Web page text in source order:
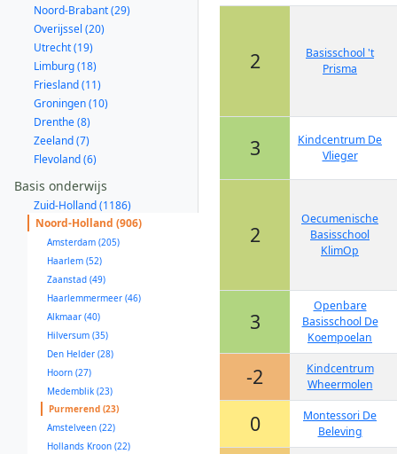
Noord-Brabant (29)
Overijssel (20)
Utrecht (19)
Limburg (18)
Friesland (11)
Groningen (10)
Drenthe (8)
Zeeland (7)
Flevoland (6)
Basis onderwijs
Zuid-Holland (1186)
Noord-Holland (906)
Amsterdam (205)
Haarlem (52)
Zaanstad (49)
Haarlemmermeer (46)
Alkmaar (40)
Hilversum (35)
Den Helder (28)
Hoorn (27)
Medemblik (23)
Purmerend (23)
Amstelveen (22)
Hollands Kroon (22)
2
Basisschool 't
Prisma
3
Kindcentrum De
Vlieger
2
Oecumenische
Basisschool
KlimOp
3
Openbare
Basisschool De
Koempoelan
-2
Kindcentrum
Wheermolen
0
Montessori De
Beleving